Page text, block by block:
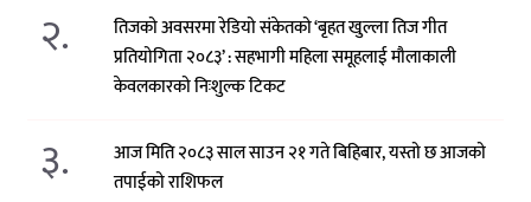
२.
तिजको अवसरमा रेडियो संकेतको ‘बृहत खुल्ला तिज गीत
प्रतियोगिता २०८३’ : सहभागी महिला समूहलाई मौलाकाली
केवलकारको निःशुल्क टिकट
३.
आज मिति २०८३ साल साउन २१ गते बिहिबार, यस्तो छ आजको
तपाईको राशिफल